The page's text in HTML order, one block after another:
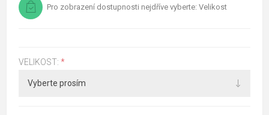
Pro zobrazení dostupnosti nejdříve vyberte: Velikost
VELIKOST: *